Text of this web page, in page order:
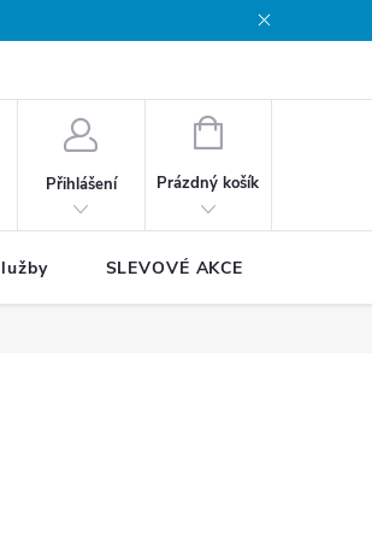
Přihlášení
NÁKUPNÍ
Prázdný košík
SLEVOVÉ AKCE